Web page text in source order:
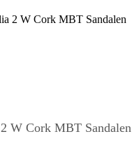
W Cork MBT Sandalen